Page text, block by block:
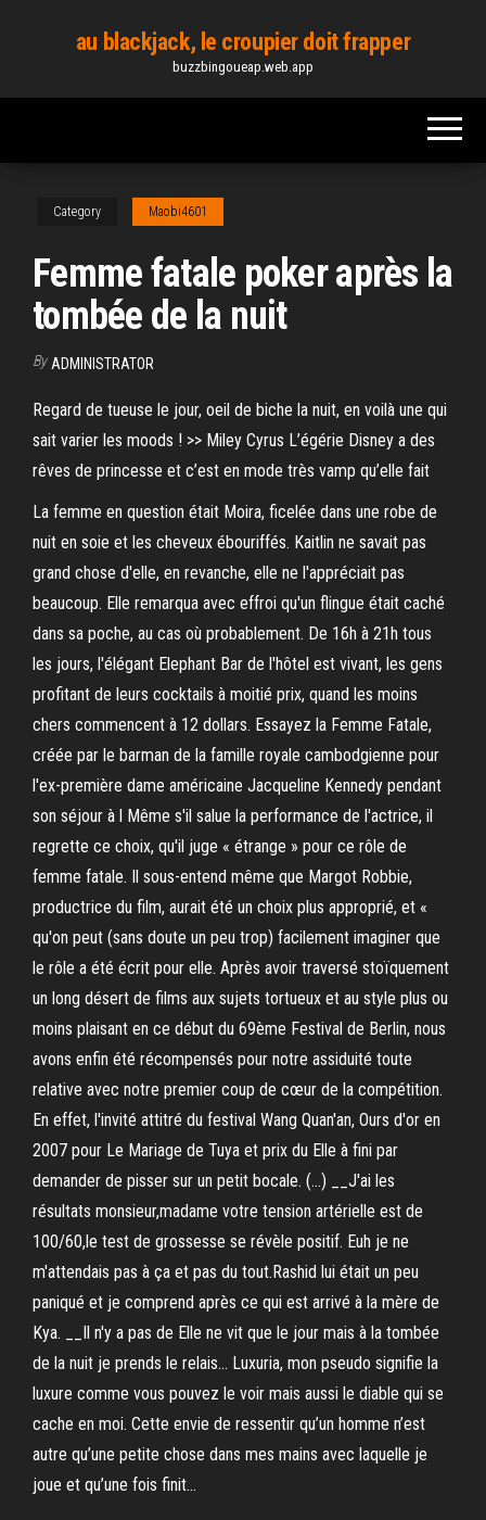
content
au blackjack, le croupier doit frapper
buzzbingoueap.web.app
Category Maobi4601
Femme fatale poker après la
tombée de la nuit
By ADMINISTRATOR
Regard de tueuse le jour, oeil de biche la nuit, en voilà une qui
sait varier les moods ! >> Miley Cyrus L’égérie Disney a des
rêves de princesse et c’est en mode très vamp qu’elle fait
La femme en question était Moira, ficelée dans une robe de
nuit en soie et les cheveux ébouriffés. Kaitlin ne savait pas
grand chose d'elle, en revanche, elle ne l'appréciait pas
beaucoup. Elle remarqua avec effroi qu'un flingue était caché
dans sa poche, au cas où probablement. De 16h à 21h tous
les jours, l'élégant Elephant Bar de l'hôtel est vivant, les gens
profitant de leurs cocktails à moitié prix, quand les moins
chers commencent à 12 dollars. Essayez la Femme Fatale,
créée par le barman de la famille royale cambodgienne pour
l'ex-première dame américaine Jacqueline Kennedy pendant
son séjour à l Même s'il salue la performance de l'actrice, il
regrette ce choix, qu'il juge « étrange » pour ce rôle de
femme fatale. Il sous-entend même que Margot Robbie,
productrice du film, aurait été un choix plus approprié, et «
qu'on peut (sans doute un peu trop) facilement imaginer que
le rôle a été écrit pour elle. Après avoir traversé stoïquement
un long désert de films aux sujets tortueux et au style plus ou
moins plaisant en ce début du 69ème Festival de Berlin, nous
avons enfin été récompensés pour notre assiduité toute
relative avec notre premier coup de cœur de la compétition.
En effet, l'invité attitré du festival Wang Quan'an, Ours d'or en
2007 pour Le Mariage de Tuya et prix du Elle à fini par
demander de pisser sur un petit bocale. (…) __J'ai les
résultats monsieur,madame votre tension artérielle est de
100/60,le test de grossesse se révèle positif. Euh je ne
m'attendais pas à ça et pas du tout.Rashid lui était un peu
paniqué et je comprend après ce qui est arrivé à la mère de
Kya. __Il n'y a pas de Elle ne vit que le jour mais à la tombée
de la nuit je prends le relais… Luxuria, mon pseudo signifie la
luxure comme vous pouvez le voir mais aussi le diable qui se
cache en moi. Cette envie de ressentir qu’un homme n’est
autre qu’une petite chose dans mes mains avec laquelle je
joue et qu’une fois finit…